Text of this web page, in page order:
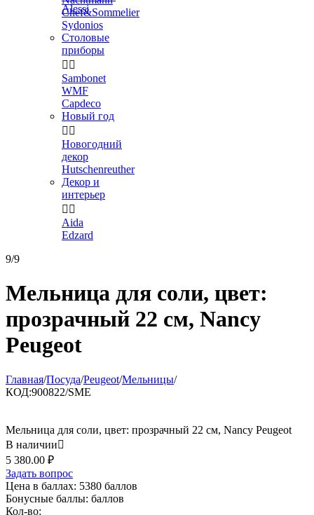
Alessi
Chef&Sommelier
Sydonios
Столовые
приборы
 
Sambonet
WMF
Capdeco
Новый год
 
Новогодний
декор
Hutschenreuther
Декор и
интерьер
 
Aida
Edzard
9/9
Мельница для соли, цвет:
прозрачный 22 см, Nancy
Peugeot
Главная/Посуда/Peugeot/Мельницы/
КОД:900822/SME
Мельница для соли, цвет: прозрачный 22 см, Nancy Peugeot
В наличии
5 380.00 ₽
Задать вопрос
Цена в баллах: 5380 баллов
Бонусные баллы: баллов
Кол-во: